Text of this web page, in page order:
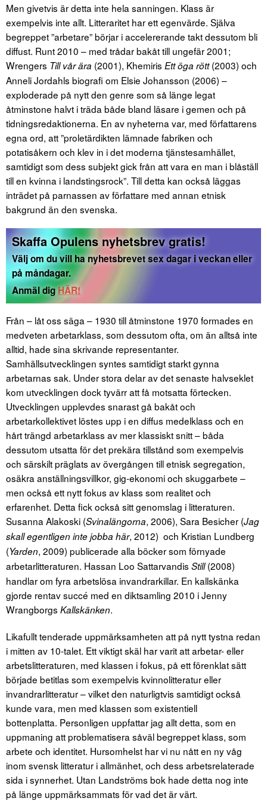
Men givetvis är detta inte hela sanningen. Klass är
exempelvis inte allt. Litteraritet har ett egenvärde. Själva
begreppet ”arbetare” börjar i accelererande takt dessutom bli
diffust. Runt 2010 – med trådar bakåt till ungefär 2001;
Wrengers Till vår ära (2001), Khemiris Ett öga rött(2003) och
Anneli Jordahls biografi om Elsie Johansson (2006) –
exploderade på nytt den genre som så länge legat
åtminstone halvt i träda både bland läsare i gemen och på
tidningsredaktionerna. En av nyheterna var, med författarens
egna ord, att ”proletärdikten lämnade fabriken och
potatisåkern och klev in i det moderna tjänstesamhället,
samtidigt som dess subjekt gick från att vara en man i blåställ
till en kvinna i landstingsrock”. Till detta kan också läggas
inträdet på parnassen av författare med annan etnisk
bakgrund än den svenska.
Skaffa Opulens nyhetsbrev gratis!
Välj om du vill ha nyhetsbrevet sex dagar i veckan eller
på måndagar.
Anmäl digHÄR!
Från – låt oss säga – 1930 till åtminstone 1970 formades en
medveten arbetarklass, som dessutom ofta, om än alltså inte
alltid, hade sina skrivande representanter.
Samhällsutvecklingen syntes samtidigt starkt gynna
arbetarnas sak. Under stora delar av det senaste halvseklet
kom utvecklingen dock tyvärr att få motsatta förtecken.
Utvecklingen upplevdes snarast gå bakåt och
arbetarkollektivet löstes upp i en diffus medelklass och en
hårt trängd arbetarklass av mer klassiskt snitt – båda
dessutom utsatta för det prekära tillstånd som exempelvis
och särskilt präglats av övergången till etnisk segregation,
osäkra anställningsvillkor, gig-ekonomi och skuggarbete –
men också ett nytt fokus av klass som realitet och
erfarenhet. Detta fick också sitt genomslag i litteraturen.
Susanna Alakoski (Svinalängorna, 2006), Sara Besicher (Jag
skall egentligen inte jobba här, 2012) och Kristian Lundberg
(Yarden, 2009) publicerade alla böcker som förnyade
arbetarlitteraturen. Hassan Loo Sattarvandis Still(2008)
handlar om fyra arbetslösa invandrarkillar. En kallskänka
gjorde rentav succé med en diktsamling 2010 i Jenny
Wrangborgs Kallskänken.
Likafullt tenderade uppmärksamheten att på nytt tystna redan
i mitten av 10-talet. Ett viktigt skäl har varit att arbetar- eller
arbetslitteraturen, med klassen i fokus, på ett förenklat sätt
började betitlas som exempelvis kvinnolitteratur eller
invandrarlitteratur – vilket den naturligtvis samtidigt också
kunde vara, men med klassen som existentiell
bottenplatta. Personligen uppfattar jag allt detta, som en
uppmaning att problematisera såväl begreppet klass, som
arbete och identitet. Hursomhelst har vi nu nått en ny våg
inom svensk litteratur i allmänhet, och dess arbetsrelaterade
sida i synnerhet. Utan Landströms bok hade detta nog inte
på länge uppmärksammats för vad det är värt.